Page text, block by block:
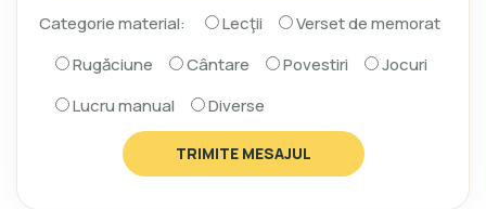
Categorie material: Lecţii
Verset de memorat
Rugăciune
Cântare Povestiri
Jocuri
Lucru manual
Diverse
TRIMITE MESAJUL